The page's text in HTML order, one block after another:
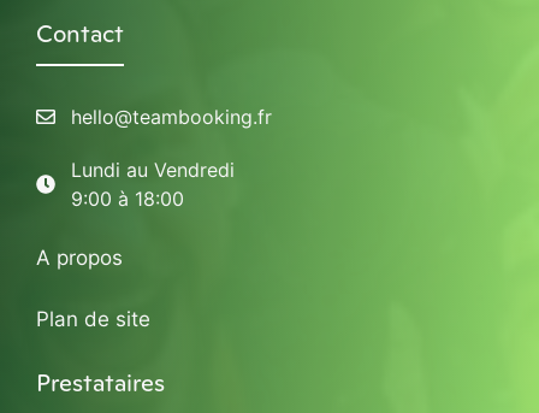
Contact
hello@teambooking.fr
Lundi au Vendredi
9:00 à 18:00
A propos
Plan de site
Prestataires